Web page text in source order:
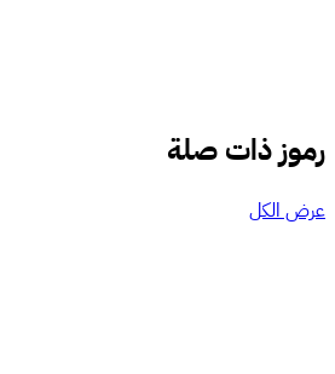
رموز ذات صلة
عرض الكل